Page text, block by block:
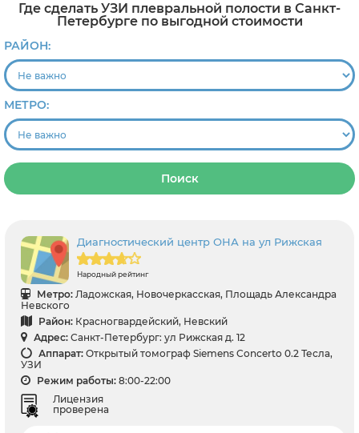
Где сделать УЗИ плевральной полости в Санкт-
Петербурге по выгодной стоимости
РАЙОН:
МЕТРО:
Поиск
Диагностический центр ОНА на ул Рижская
Народный рейтинг
Метро: Ладожская, Новочеркасская, Площадь Александра
Невского
Район: Красногвардейский, Невский
Адрес: Санкт-Петербург: ул Рижская д. 12
Аппарат: Открытый томограф Siemens Concerto 0.2 Тесла,
УЗИ
Режим работы: 8:00-22:00
Лицензия
проверена